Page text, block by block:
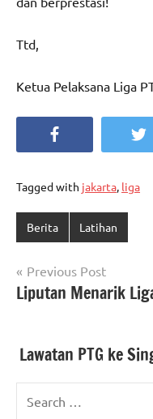
Ttd,
Ketua Pelaksana Liga
Tagged with jakarta, liga
Berita Latihan
Post
navigation
Previous Post
Liputan Menarik
Lawatan PTG ke